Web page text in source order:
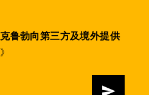
克鲁勃向第三方及境外提供
》